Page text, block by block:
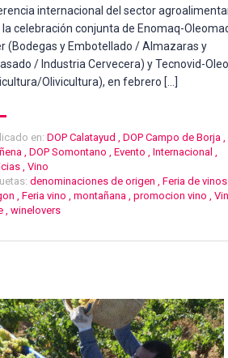
internacional del sector
la celebración conjunta de Enomaq-
(Bodegas y Embotellado / Almazaras y
/ Industria Cervecera) y Tecnovid-
Olivicultura), en febrero […]
en: DOP Calatayud DOP Campo de Borja
DOP Somontano Evento Internacional
Vino
denominaciones de origen
Feria de
Feria vino montañana promocion vino
winelovers